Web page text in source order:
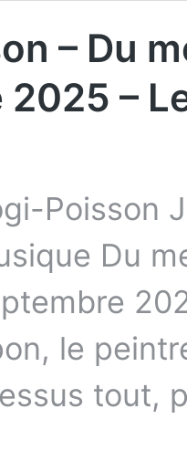
– Du
–
Poisson
Du
le
tout,